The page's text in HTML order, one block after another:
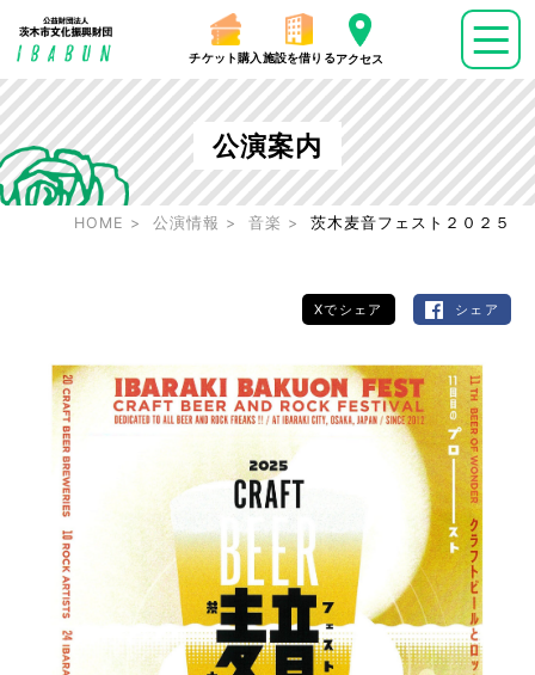
チケット購入 施設を借りるアクセス
公演案内
HOME 公演情報 音楽 茨木麦音フェスト２０２５
Xでシェア シェア